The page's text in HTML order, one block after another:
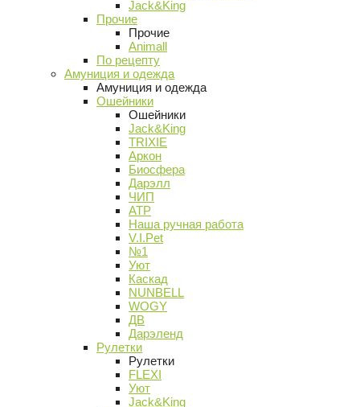
Jack&King
Прочие
Прочие
Animall
По рецепту
Амуниция и одежда
Амуниция и одежда
Ошейники
Ошейники
Jack&King
TRIXIE
Аркон
Биосфера
Дарэлл
ЧИП
АТР
Наша ручная работа
V.I.Pet
№1
Уют
Каскад
NUNBELL
WOGY
ДВ
Дарэленд
Рулетки
Рулетки
FLEXI
Уют
Jack&King